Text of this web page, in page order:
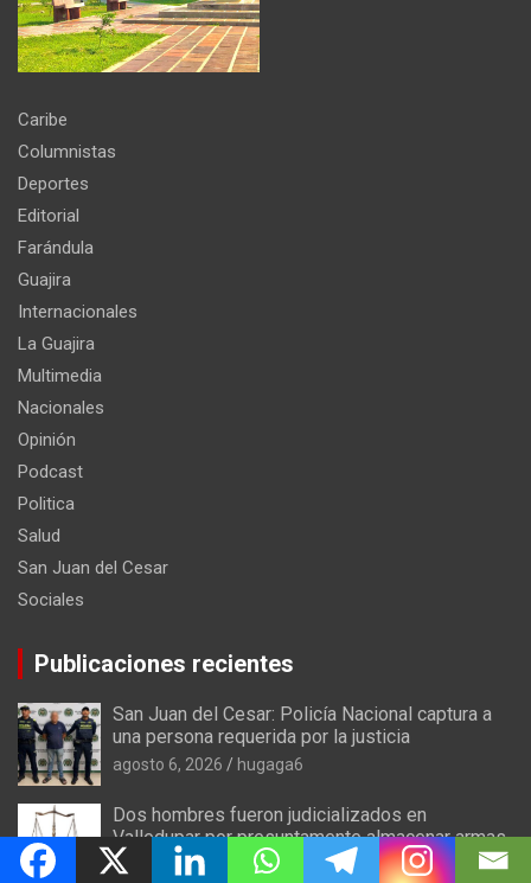
Caribe
Columnistas
Deportes
Editorial
Farándula
Guajira
Internacionales
La Guajira
Multimedia
Nacionales
Opinión
Podcast
Politica
Salud
San Juan del Cesar
Sociales
Publicaciones recientes
San Juan del Cesar: Policía Nacional captura a
una persona requerida por la justicia
agosto 6, 2026 hugaga6
Dos hombres fueron judicializados en
Valledupar por presuntamente almacenar armas
y municiones